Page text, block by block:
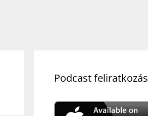
Podcast feliratkozás